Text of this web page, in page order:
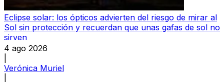
Eclipse solar: los ópticos advierten del riesgo de mirar al
Sol sin protección y recuerdan que unas gafas de sol no
sirven
4 ago 2026
Verónica Muriel